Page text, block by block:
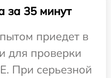
за 35 минут
приедет в
для проверки
При серьезной